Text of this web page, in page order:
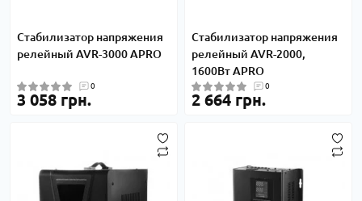
Стабилизатор напряжения
релейный AVR-3000 APRO
0
3 058 грн.
Стабилизатор напряжения
релейный AVR-2000,
1600Вт APRO
0
2 664 грн.